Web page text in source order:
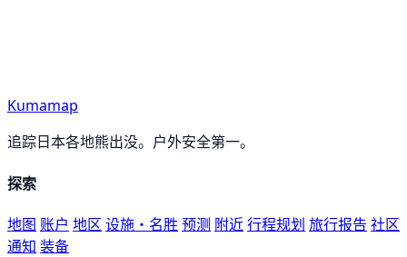
Kumamap
追踪日本各地熊出没。户外安全第一。
探索
地图 账户 地区 设施・名胜 预测 附近行程规划 旅行报告 社区
通知 装备